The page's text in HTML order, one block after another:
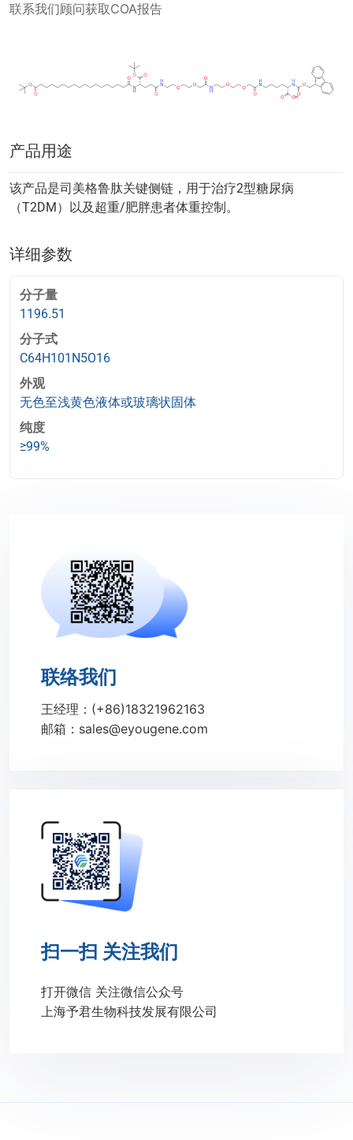
联系我们顾问获取COA报告
产品用途
该产品是司美格鲁肽关键侧链，用于治疗2型糖尿病
（T2DM）以及超重/肥胖患者体重控制。
详细参数
分子量
1196.51
分子式
C64H101N5O16
外观
无色至浅黄色液体或玻璃状固体
纯度
≥99%
联络我们
王经理：(+86)18321962163
邮箱：sales@eyougene.com
扫一扫 关注我们
打开微信 关注微信公众号
上海予君生物科技发展有限公司